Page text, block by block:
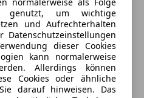
am 25.10.2025 in einem
Ihre Bedürfnisse
ab Stufe 0
& Rabatt holen
normalerweise als Folge
genutzt, um wichtige
und Aufrechterhalten
Datenschutzeinstellungen
dieser Cookies
kann normalerweise
Allerdings können
Cookies oder ähnliche
darauf hinweisen. Das